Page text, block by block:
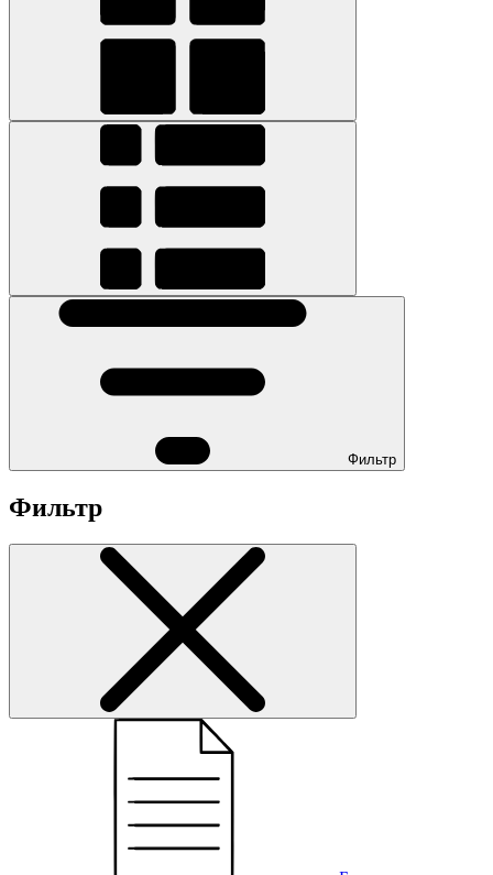
Фильтр
Фильтр